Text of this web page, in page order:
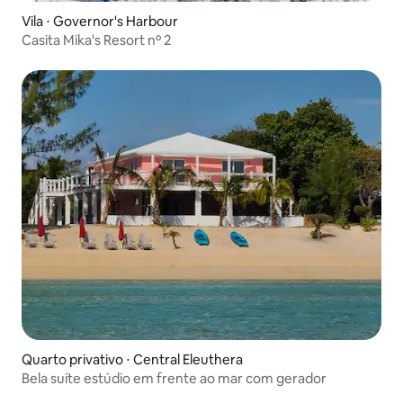
Vila ⋅ Governor's Harbour
Casita Mika's Resort nº 2
Quarto privativo ⋅ Central Eleuthera
Bela suíte estúdio em frente ao mar com gerador